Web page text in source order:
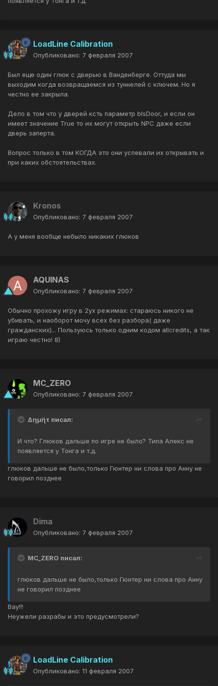
LoadLine Calibration
Опубликовано: 7 февраля 2007
Был еще один глюк с дверью в Ванденберге. Оттуда мы
выходим когда возвращаемся из туннелей с ключем. Но я
честно ее закрыла.
Дело в том что у дверей ксть параметр bIsDoor, и если он
имеет значение True то их могут открыть NPC даже если
дверь заперта.
Вопрос только в том КОГДА это они успевали их открывать и
при каких обстоятельствах.
Kronos
Опубликовано: 7 февраля 2007
А у меня вообще небыло никаких глюков
AQUINAS
Опубликовано: 7 февраля 2007
Обычно прохожу игру в 2ух режимах: стараюсь никого не
убивать, и наоборот мочу всех без разбора( даже
гражданских)... Пользуюсь только одним кодом allcredits, а так
играю честно! 8)
MC_ZERO
Опубликовано: 7 февраля 2007
Δημήτ писал:
И что? Глюков дальше по игре не было? Типа Алекс не
появляется у Тонга и т.д.
глюков дальше не было,только Гюнтер ни слова про Анну не
говорил позднее
Dima
Опубликовано: 7 февраля 2007
MC_ZERO писал:
глюков дальше не было,только Гюнтер ни слова про Анну
не говорил позднее
Вау!!!
Неужели разрабы и это предусмотрели?
LoadLine Calibration
Опубликовано: 11 февраля 2007